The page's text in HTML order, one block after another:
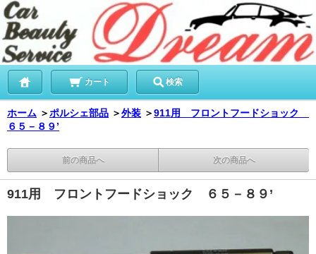
カート 検索
ホーム ＞ポルシェ部品 ＞外装 ＞911用 フロントフードショック
６５－８９’
前の商品へ 次の商品へ
911用 フロントフードショック ６５－８９’